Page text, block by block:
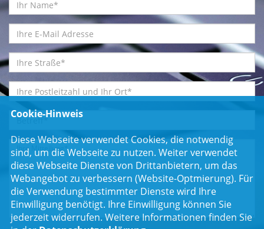
Cookie-Hinweis
Diese Webseite verwendet Cookies, die notwendig
sind, um die Webseite zu nutzen. Weiter verwendet
diese Webseite Dienste von Drittanbietern, um das
Webangebot zu verbessern (Website-Optmierung). Für
die Verwendung bestimmter Dienste wird Ihre
Einwilligung benötigt. Ihre Einwilligung können Sie
jederzeit widerrufen. Weitere Informationen finden Sie